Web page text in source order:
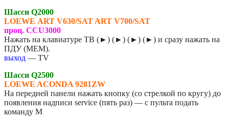
Шасси Q2000
LOEWE ART V630/SAT ART V700/SAT
проц. CCU3000
Нажать на клавиатуре ТВ (►) (►) (►) (►) и сразу нажать на
ПДУ (MEM).
выход — TV
Шасси Q2500
LOEWE ACONDA 9281ZW
На передней панели нажать кнопку (со стрелкой по кругу) до
появления надписи service (пять раз) — с пульта подать
команду M